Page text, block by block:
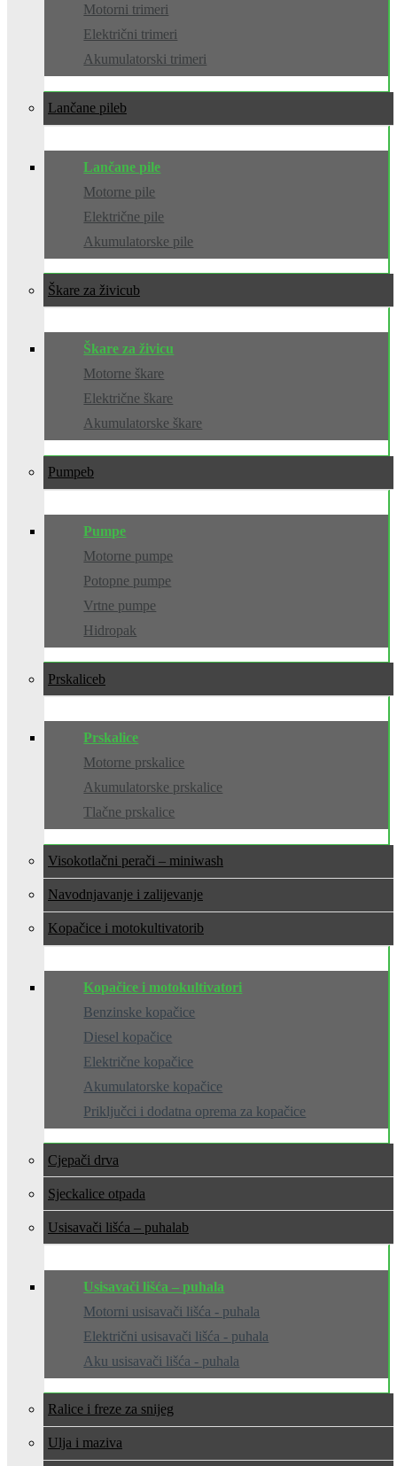
Motorni trimeri
Električni trimeri
Akumulatorski trimeri
Lančane pile
Lančane pile
Motorne pile
Električne pile
Akumulatorske pile
Škare za živicu
Škare za živicu
Motorne škare
Električne škare
Akumulatorske škare
Pumpe
Pumpe
Motorne pumpe
Potopne pumpe
Vrtne pumpe
Hidropak
Prskalice
Prskalice
Motorne prskalice
Akumulatorske prskalice
Tlačne prskalice
Visokotlačni perači – miniwash
Navodnjavanje i zalijevanje
Kopačice i motokultivatori
Kopačice i motokultivatori
Benzinske kopačice
Diesel kopačice
Električne kopačice
Akumulatorske kopačice
Priključci i dodatna oprema za kopačice
Cjepači drva
Sjeckalice otpada
Usisavači lišća – puhala
Usisavači lišća – puhala
Motorni usisavači lišća - puhala
Električni usisavači lišća - puhala
Aku usisavači lišća - puhala
Ralice i freze za snijeg
Ulja i maziva